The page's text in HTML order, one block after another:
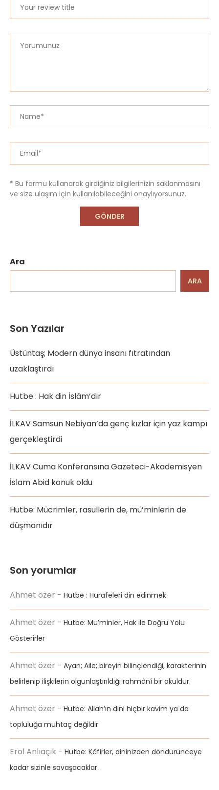
* Bu formu kullanarak girdiğiniz bilgilerinizin saklanmasını
ve size ulaşım için kullanılabileceğini onaylıyorsunuz.
Ara
ARA
Son Yazılar
Üstüntaş; Modern dünya insanı fıtratından
uzaklaştırdı
Hutbe : Hak din İslâm’dır
İLKAV Samsun Nebiyan’da genç kızlar için yaz kampı
gerçekleştirdi
İLKAV Cuma Konferansına Gazeteci-Akademisyen
İslam Abid konuk oldu
Hutbe: Mücrimler, rasullerin de, mü’minlerin de
düşmanıdır
Son yorumlar
Ahmet özer - Hutbe : Hurafeleri din edinmek
Ahmet özer - Hutbe: Mü’minler, Hak ile Doğru Yolu
Gösterirler
Ahmet özer - Ayan; Aile; bireyin bilinçlendiği, karakterinin
belirlenip ilişkilerin olgunlaştırıldığı rahmânî bir okuldur.
Ahmet özer - Hutbe: Allah’ın dini hiçbir kavim ya da
topluluğa muhtaç değildir
Erol Anlıaçık - Hutbe: Kâfirler, dininizden döndürünceye
kadar sizinle savaşacaklar.